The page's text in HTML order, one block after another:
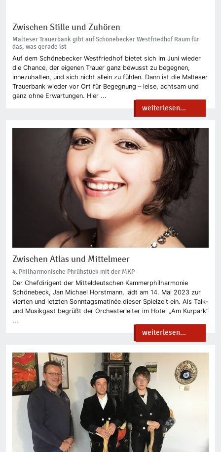
Zwischen Stille und Zuhören
Malteser Trauerbank gibt auf Schönebecker Westfriedhof Raum für
das, was gerade ist
Auf dem Schönebecker Westfriedhof bietet sich im Juni wieder
die Chance, der eigenen Trauer ganz bewusst zu begegnen,
innezuhalten, und sich nicht allein zu fühlen. Dann ist die Malteser
Trauerbank wieder vor Ort für Begegnung – leise, achtsam und
ganz ohne Erwartungen. Hier ...
weiterlesen...
Zwischen Atlas und Mittelmeer
4. Philharmonische Phrühstück mit der MKP
Der Chefdirigent der Mitteldeutschen Kammerphilharmonie
Schönebeck, Jan Michael Horstmann, lädt am 14. Mai 2023 zur
vierten und letzten Sonntagsmatinée dieser Spielzeit ein. Als Talk-
und Musikgast begrüßt der Orchesterleiter im Hotel „Am Kurpark“
...
weiterlesen...